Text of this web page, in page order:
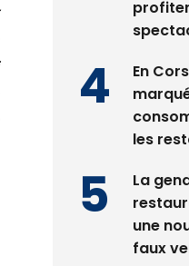
En
les
La
une
faux